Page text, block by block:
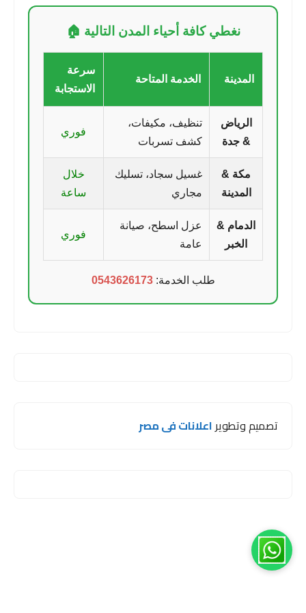
نغطي كافة أحياء المدن التالية 🏠
المدينة الخدمة المتاحة
سرعة
الاستجابة
الرياض
& جدة
تنظيف، مكيفات،
كشف تسربات
فوري
مكة &
المدينة
غسيل سجاد، تسليك
مجاري
خلال
ساعة
الدمام &
الخبر
عزل اسطح، صيانة
عامة
فوري
طلب الخدمة:0543626173
تصميم وتطويراعلانات فى مصر
مرحبا اخي 😊